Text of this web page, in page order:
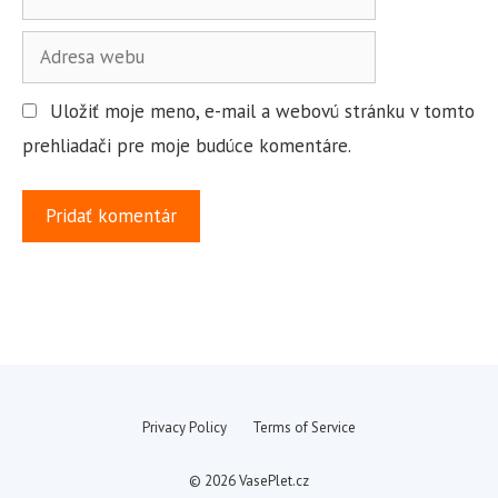
o
m
i
l
d
r
e
w
Uložiť moje meno, e-mail a webovú stránku v tomto
prehliadači pre moje budúce komentáre.
Privacy Policy Terms of Service
© 2026 VasePlet.cz